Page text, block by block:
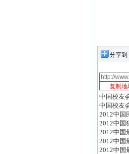
分享到
中国校友
中国校友
2012中国
2012中国
2012中国
2012中国
2012中国